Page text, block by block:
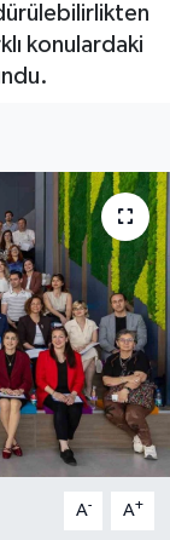
konulardaki
A- A+